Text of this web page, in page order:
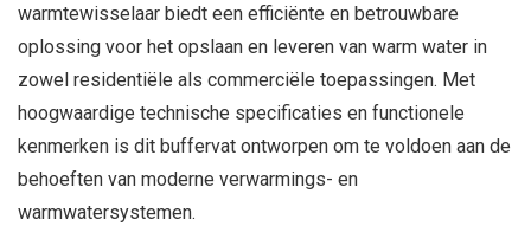
warmtewisselaar biedt een efficiënte en betrouwbare
oplossing voor het opslaan en leveren van warm water in
zowel residentiële als commerciële toepassingen. Met
hoogwaardige technische specificaties en functionele
kenmerken is dit buffervat ontworpen om te voldoen aan de
behoeften van moderne verwarmings- en
warmwatersystemen.